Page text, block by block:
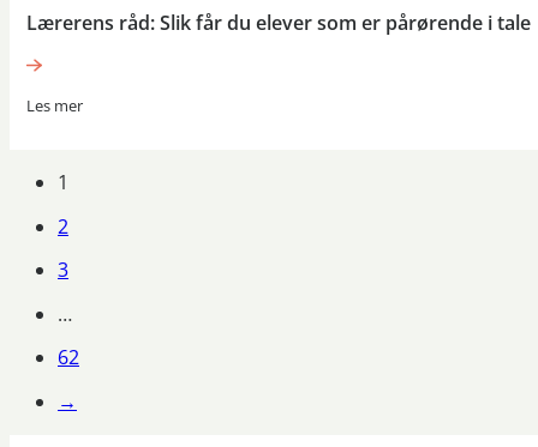
Lærerens råd: Slik får du elever som er pårørende i tale
Les mer
1
2
3
…
62
→